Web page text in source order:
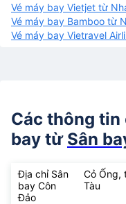
Vé máy bay Vietjet từ
Vé máy bay Bamboo từ
Vé máy bay Vietravel
Các thông
bay từ Sân
Địa chỉ Sân
bay Côn
Đảo
Cỏ Ống,
Tàu